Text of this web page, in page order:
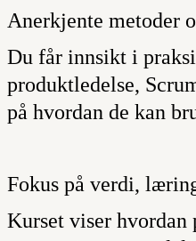
Anerkjente metoder
Du får innsikt i
produktledelse,
på hvordan de kan
Fokus på verdi,
Kurset viser